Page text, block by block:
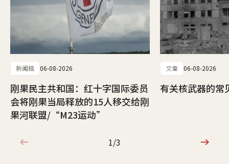
新闻稿 06-08-2026
刚果民主共和国：红十字国际委员
会将刚果当局释放的15人移交给刚
果河联盟/“M23运动”
文章 06-08-2026
有关核武器的常
1/3
1/3